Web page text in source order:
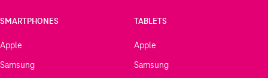
SMARTPHONES
Apple
Samsung
TABLETS
Apple
Samsung